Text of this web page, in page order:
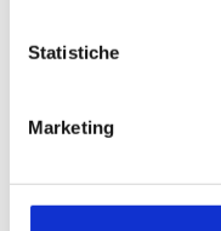
Statistiche
Marketing